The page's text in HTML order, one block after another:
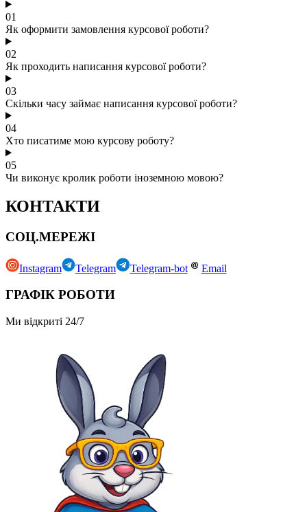
01
Як оформити замовлення курсової роботи?
02
Як проходить написання курсової роботи?
03
Скільки часу займає написання курсової роботи?
04
Хто писатиме мою курсову роботу?
05
Чи виконує кролик роботи іноземною мовою?
КОНТАКТИ
СОЦ.МЕРЕЖІ
Instagram Telegram Telegram-bot Email
ГРАФІК РОБОТИ
Ми відкриті 24/7